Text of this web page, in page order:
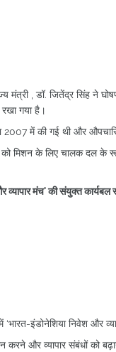
मंत्री , डॉ. जितेंद्र सिंह ने
रखा गया है।
2007 में की गई थी और
को मिशन के लिए चालक दल के
व्यापार मंच' की संयुक्त
‘भारत-इंडोनेशिया निवेश और
करने और व्यापार संबंधों को